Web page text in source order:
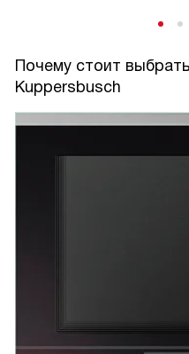
Почему стоит
Kuppersbusch